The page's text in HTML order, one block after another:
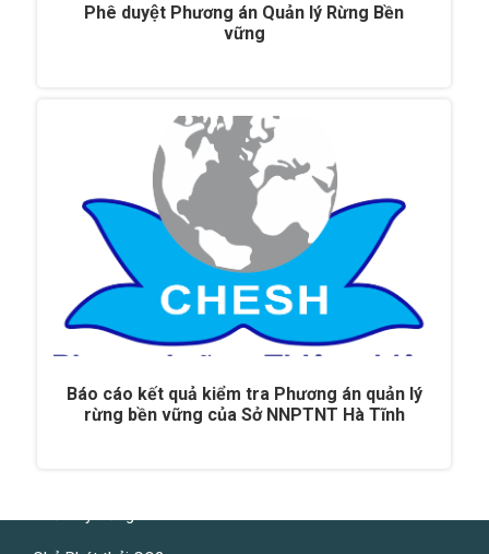
Phê duyệt Phương án Quản lý Rừng Bền
vững
Báo cáo kết quả kiểm tra Phương án quản lý
rừng bền vững của Sở NNPTNT Hà Tĩnh